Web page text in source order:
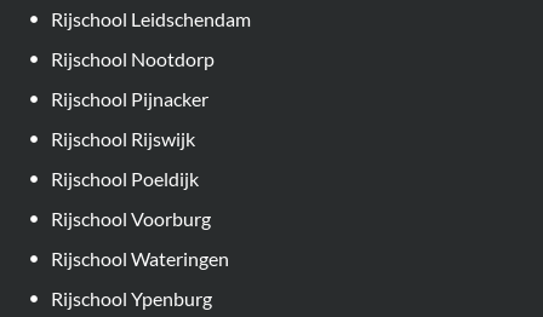
Rijschool Leidschendam
Rijschool Nootdorp
Rijschool Pijnacker
Rijschool Rijswijk
Rijschool Poeldijk
Rijschool Voorburg
Rijschool Wateringen
Rijschool Ypenburg